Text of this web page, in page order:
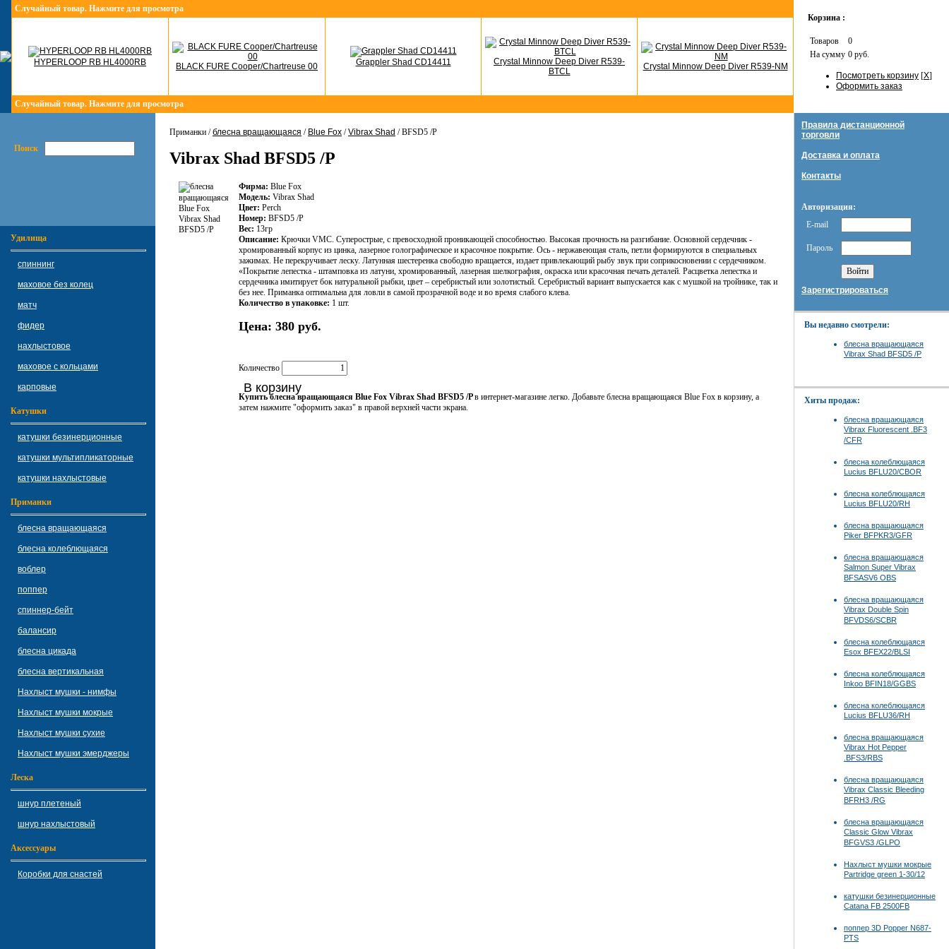
Случайный товар. Нажмите для просмотра
HYPERLOOP RB HL4000RB BLACK FURE Cooper/Chartreuse 00 Grappler Shad CD14411
Crystal Minnow Deep Diver R539-
BTCL
Crystal Minnow Deep Diver R539-NM
Случайный товар. Нажмите для просмотра
Корзина :
Товаров
0
На сумму 0 руб.
Посмотреть корзину [X]
Оформить заказ
Поиск
Удилища
спиннинг
маховое без колец
матч
фидер
нахлыстовое
маховое с кольцами
карповые
Катушки
катушки безинерционные
катушки мультипликаторные
катушки нахлыстовые
Приманки
блесна вращающаяся
блесна колеблющаяся
воблер
поппер
спиннер-бейт
балансир
блесна цикада
блесна вертикальная
Нахлыст мушки - нимфы
Нахлыст мушки мокрые
Нахлыст мушки сухие
Нахлыст мушки эмерджеры
Леска
шнур плетеный
шнур нахлыстовый
Аксессуары
Коробки для снастей
Приманки /блесна вращающаяся / Blue Fox /Vibrax Shad / BFSD5 /P
Vibrax Shad BFSD5 /P
Фирма: Blue Fox
Модель: Vibrax Shad
Цвет: Perch
Номер: BFSD5 /P
Вес: 13гр
Описание: Крючки VМС. Суперострые, с превосходной проникающей способностью. Высокая прочность на разгибание. Основной сердечник -
хромированный корпус из цинка, лазерное голографическое и красочное покрытие. Ось - нержавеющая сталь, петли формируются в специальных
зажимах. Не перекручивает леску. Латунная шестеренка свободно вращается, издает привлекающий рыбу звук при соприкосновении с сердечником.
«Покрытие лепестка - штамповка из латуни, хромированный, лазерная шeлкография, окраска или красочная печать деталей. Расцветка лепестка и
сердечника имитирует бок натуральной рыбки, цвет – серебристый или золотистый. Серебристый вариант выпускается как с мушкой на тройнике, так и
без нее. Приманка оптимальна для ловли в самой прозрачной воде и во время слабого клева.
Количество в упаковке: 1 шт.
Цена: 380 руб.
Количество
В корзину
Купить блесна вращающаяся Blue Fox Vibrax Shad BFSD5 /Pв интернет-магазине легко. Добавьте блесна вращающаяся Blue Fox в корзину, а
затем нажмите "оформить заказ" в правой верхней части экрана.
Правила дистанционной
торговли
Доставка и оплата
Контакты
Авторизация:
E-mail
Пароль
Зарегистрироваться
Вы недавно смотрели:
блесна вращающаяся
Vibrax Shad BFSD5 /P
Хиты продаж:
блесна вращающаяся
Vibrax Fluorescent .BF3
/CFR
блесна колеблющаяся
Lucius BFLU20/CBOR
блесна колеблющаяся
Lucius BFLU20/RH
блесна вращающаяся
Piker BFPKR3/GFR
блесна вращающаяся
Salmon Super Vibrax
BFSASV6 OBS
блесна вращающаяся
Vibrax Double Spin
BFVDS6/SCBR
блесна колеблющаяся
Esox BFEX22/BLSI
блесна колеблющаяся
Inkoo BFIN18/GGBS
блесна колеблющаяся
Lucius BFLU36/RH
блесна вращающаяся
Vibrax Hot Pepper
.BFS3/RBS
блесна вращающаяся
Vibrax Classic Bleeding
BFRH3 /RG
блесна вращающаяся
Classic Glow Vibrax
BFGVS3 /GLPO
Нахлыст мушки мокрые
Partridge green 1-30/12
катушки безинерционные
Catana FB 2500FB
поппер 3D Popper N687-
PTS